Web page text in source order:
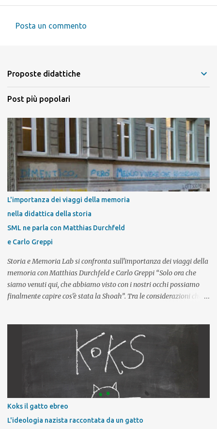
m
n
t
Posta un commento
Proposte didattiche
Post più popolari
L'importanza dei viaggi della memoria
nella didattica della storia
SML ne parla con Matthias Durchfeld
e Carlo Greppi
Storia e Memoria Lab si confronta sull'importanza dei viaggi della
memoria con Matthias Durchfeld e Carlo Greppi “Solo ora che
siamo venuti qui, che abbiamo visto con i nostri occhi possiamo
finalmente capire cos’è stata la Shoah”. Tra le considerazioni che i
complesso concentrazionario di Auschwitz-Birkenau – questa è
una delle affermazioni più frequenti. Questo tipo di riflessione
impone allora un primo, importante, interrogativo: partecipare a
un viaggio della memoria, visitare uno dei luoghi in cui la Shoah è
stata perpetrata è effettivamente fondamentale per
comprenderla? E se il viaggio riveste una parte così importante nel
tentativo di conoscenza, quali elementi deve contenere per
assolvere al meglio il suo compito? Ma se invece i viaggi della
memoria non sono una componente essenziale di conoscenza, a
Koks il gatto ebreo
L'ideologia nazista raccontata da un gatto